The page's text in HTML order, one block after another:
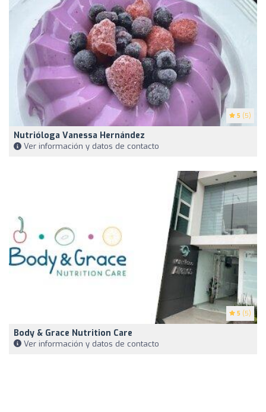
5 (5)
Nutrióloga Vanessa Hernández
Ver información y datos de contacto
5 (5)
Body & Grace Nutrition Care
Ver información y datos de contacto